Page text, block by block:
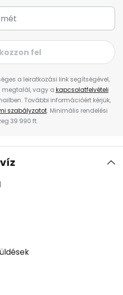
fel
a leiratkozási link segítségével,
megtalál, vagy a kapcsolatfelvételi
További információért kérjük,
szabályzatot. Minimális rendelési
39 990 ft.